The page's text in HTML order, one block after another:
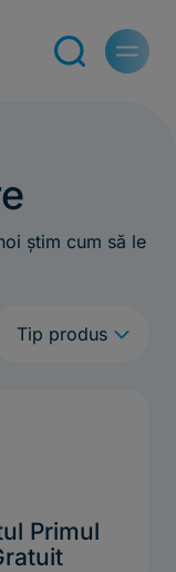
știm cum să le
Tip produs q
Primul